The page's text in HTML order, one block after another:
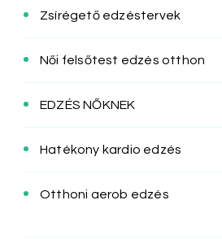
Zsírégető edzéstervek
Női felsőtest edzés otthon
EDZÉS NŐKNEK
Hatékony kardio edzés
Otthoni aerob edzés